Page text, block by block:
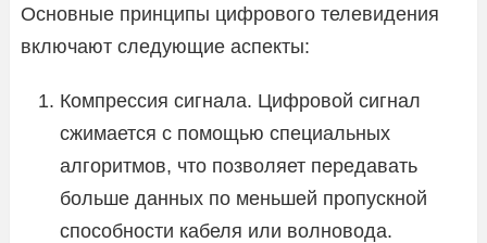
Основные принципы цифрового телевидения
включают следующие аспекты:
Компрессия сигнала. Цифровой сигнал
сжимается с помощью специальных
алгоритмов, что позволяет передавать
больше данных по меньшей пропускной
способности кабеля или волновода.